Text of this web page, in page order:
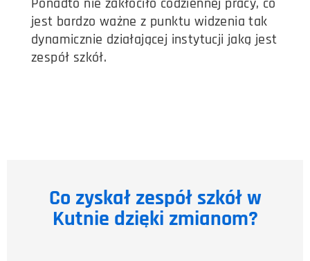
jest bardzo ważne z punktu widzenia tak
dynamicznie działającej instytucji jaką jest
zespół szkół.
Co zyskał zespół szkół w
Kutnie dzięki zmianom?